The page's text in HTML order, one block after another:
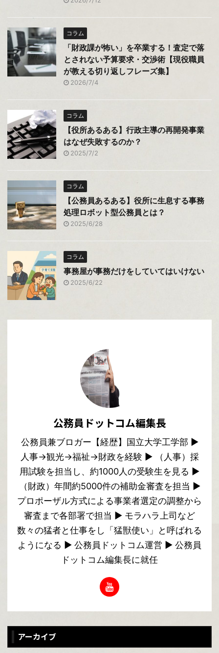
コラム
「財政課が怖い」を卒業する！査定で落
とされない予算要求・交渉術【現役職員
が教える切り返しフレーズ集】
2026/7/4
コラム
【役所あるある】行政主導の再開発事業
はなぜ失敗するのか？
2025/7/2
コラム
【公務員あるある】役所に生息する事務
処理ロボット型公務員とは？
2025/6/28
コラム
事務屋が事務だけをしていてはいけない
2025/6/22
公務員ドットコム編集長
公務員兼ブロガー【経歴】国立大学工学部 ▶︎
人事→観光→福祉→財政を経験 ▶︎ （人事）採
用試験を担当し、約1000人の受験生を見る ▶︎
（財政）年間約5000件の補助金審査を担当 ▶︎
プロポーザル方式による事業者選定の調整から
審査まで各部署で担当 ▶︎ モラハラ上司など
数々の猛者と仕事をし「猛獣使い」と呼ばれる
ようになる ▶︎ 公務員ドットコム運営 ▶︎ 公務員
ドットコム編集長に就任
アーカイブ